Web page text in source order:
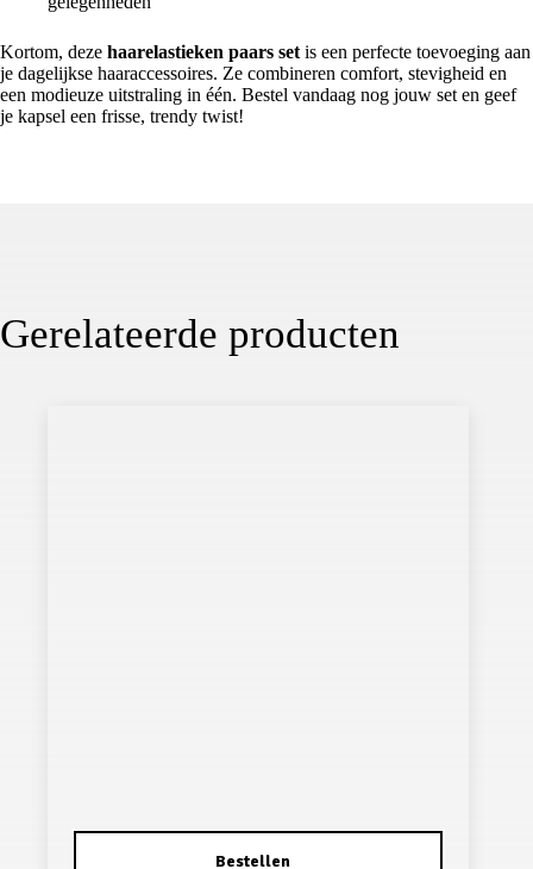
Kortom, deze haarelastieken paars set is een perfecte toevoeging aan
je dagelijkse haaraccessoires. Ze combineren comfort, stevigheid en
een modieuze uitstraling in één. Bestel vandaag nog jouw set en geef
je kapsel een frisse, trendy twist!
Gerelateerde producten